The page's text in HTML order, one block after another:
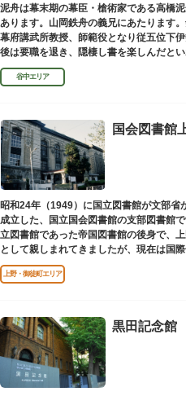
泥舟は幕末期の幕臣・槍術家である高橋
あります。山岡鉄舟の義兄にあたります
幕府講武所教授、師範役となり従五位下
後は要職を退き、隠棲し書を楽しんだと
に幕末の三舟といわれています。
谷中エリア
国会図書館
昭和24年（1949）に国立図書館が文部省
成立した、国立国会図書館の支部図書館
立図書館であった帝国図書館の後身で、
として親しまれてきましたが、現在は国
た。
上野・御徒町エリア
黒田記念館